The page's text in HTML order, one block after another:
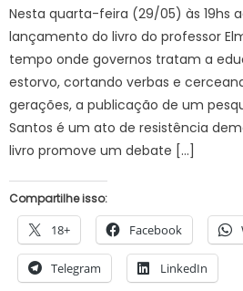
Nesta quarta-feira (29/05) às 19hs
lançamento do livro do professor
tempo onde governos tratam a
estorvo, cortando verbas e
gerações, a publicação de um
Santos é um ato de resistência
livro promove um debate […]
Compartilhe isso:
18+ Facebook
Telegram LinkedIn